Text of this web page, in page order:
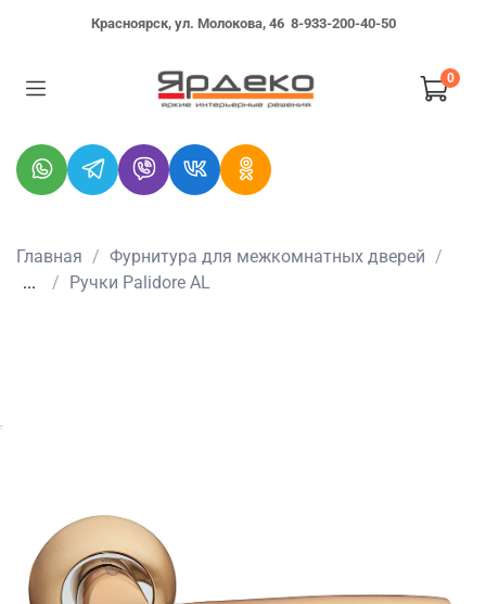
Красноярск, ул. Молокова, 46 8-933-200-40-50
0
Главная
Фурнитура для межкомнатных дверей
...
Ручки Palidore AL